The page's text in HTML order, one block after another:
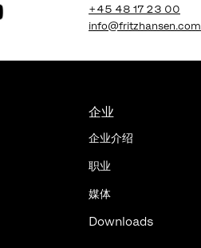
+45 48 17 23 00
info@fritzhansen.com
企业
企业介绍
职业
媒体
Downloads